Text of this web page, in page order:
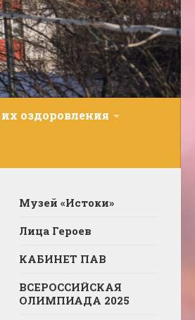
оздоровления
Музей «Истоки»
Лица Героев
КАБИНЕТ ПАВ
ВСЕРОССИЙСКАЯ
ОЛИМПИАДА 2025